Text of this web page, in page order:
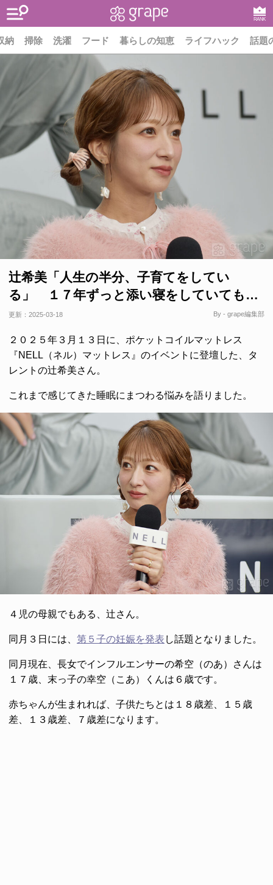
RANK
納 掃除 洗濯 フード 暮らしの知恵 ライフハック 話題
辻希美「人生の半分、子育てをしてい
る」 １７年ずっと添い寝をしていても…
更新： 2025-03-18 By - grape編集部
２０２５年３月１３日に、ポケットコイルマットレス
『NELL（ネル）マットレス』のイベントに登壇した、タ
レントの辻希美さん。
これまで感じてきた睡眠にまつわる悩みを語りました。
４児の母親でもある、辻さん。
同月３日には、 第５子の妊娠を発表 し話題となりました。
同月現在、長女でインフルエンサーの希空（のあ）さんは
１７歳、末っ子の幸空（こあ）くんは６歳です。
赤ちゃんが生まれれば、子供たちとは１８歳差、１５歳
差、１３歳差、７歳差になります。